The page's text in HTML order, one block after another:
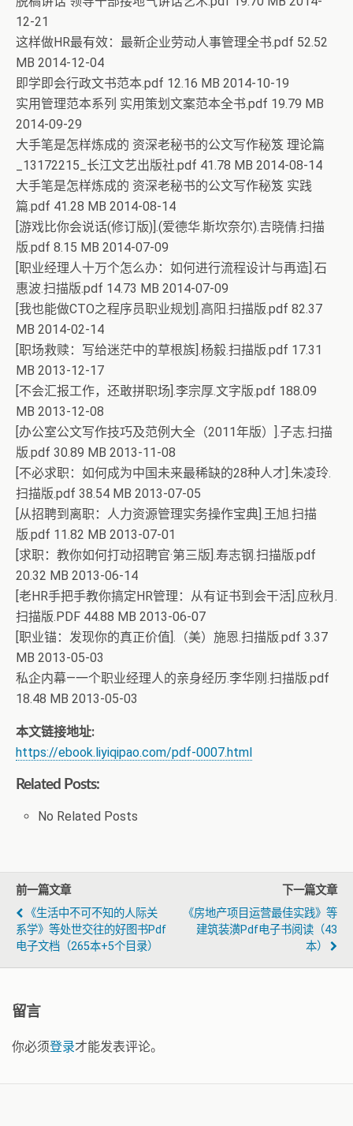
12-21
这样做HR最有效：最新企业劳动人事管理全书.pdf 52.52
MB 2014-12-04
即学即会行政文书范本.pdf 12.16 MB 2014-10-19
实用管理范本系列 实用策划文案范本全书.pdf 19.79 MB
2014-09-29
大手笔是怎样炼成的 资深老秘书的公文写作秘笈 理论篇
_13172215_长江文艺出版社.pdf 41.78 MB 2014-08-14
大手笔是怎样炼成的 资深老秘书的公文写作秘笈 实践
篇.pdf 41.28 MB 2014-08-14
[游戏比你会说话(修订版)].(爱德华.斯坎奈尔).吉晓倩.扫描
版.pdf 8.15 MB 2014-07-09
[职业经理人十万个怎么办：如何进行流程设计与再造].石
惠波.扫描版.pdf 14.73 MB 2014-07-09
[我也能做CTO之程序员职业规划].高阳.扫描版.pdf 82.37
MB 2014-02-14
[职场救赎：写给迷茫中的草根族].杨毅.扫描版.pdf 17.31
MB 2013-12-17
[不会汇报工作，还敢拼职场].李宗厚.文字版.pdf 188.09
MB 2013-12-08
[办公室公文写作技巧及范例大全（2011年版）].子志.扫描
版.pdf 30.89 MB 2013-11-08
[不必求职：如何成为中国未来最稀缺的28种人才].朱凌玲.
扫描版.pdf 38.54 MB 2013-07-05
[从招聘到离职：人力资源管理实务操作宝典].王旭.扫描
版.pdf 11.82 MB 2013-07-01
[求职：教你如何打动招聘官·第三版].寿志钢.扫描版.pdf
20.32 MB 2013-06-14
[老HR手把手教你搞定HR管理：从有证书到会干活].应秋月.
扫描版.PDF 44.88 MB 2013-06-07
[职业锚：发现你的真正价值].（美）施恩.扫描版.pdf 3.37
MB 2013-05-03
私企内幕—一个职业经理人的亲身经历.李华刚.扫描版.pdf
18.48 MB 2013-05-03
本文链接地址:
https://ebook.liyiqipao.com/pdf-0007.html
Related Posts:
No Related Posts
前一篇文章
《生活中不可不知的人际关
系学》等处世交往的好图书pdf
电子文档（265本+5个目录）
下一篇文章
《房地产项目运营最佳实践》等
建筑装潢pdf电子书阅读（43
本）
留言
你必须登录才能发表评论。